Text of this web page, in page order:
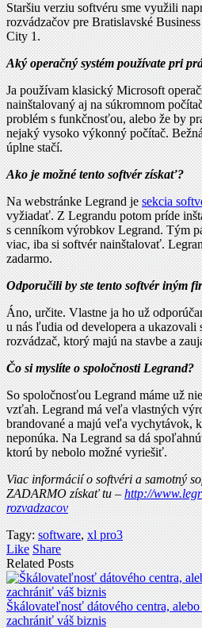
Staršiu verziu softvéru sme využili
rozvádzačov pre Bratislavské
City 1.
Aký operačný systém používate pri
Ja používam klasický Microsoft
nainštalovaný aj na súkromnom
problém s funkčnosťou, alebo že by
nejaký vysoko výkonný počítač.
úplne stačí.
Ako je možné tento softvér získať?
Na webstránke Legrand jesekcia
vyžiadať. Z Legrandu potom príde
s cenníkom výrobkov Legrand. Tým
viac, iba si softvér nainštalovať.
zadarmo.
Odporučili by ste tento softvér iným
Áno, určite. Vlastne ja ho už
u nás ľudia od developera a ukazovali
rozvádzač, ktorý majú na stavbe a
Čo si myslíte o spoločnosti Legrand?
So spoločnosťou Legrand máme už
vzťah. Legrand má veľa vlastných
brandované a majú veľa vychytávok,
neponúka. Na Legrand sa dá
ktorú by nebolo možné vyriešiť.
Viac informácií o softvéri a samotný
ZADARMO získať tu –http://
rozvadzacov
Tagy: software,xl pro3
Like Share
Related Posts
Škálovateľnosť dátového centra,
zachrániť váš biznis